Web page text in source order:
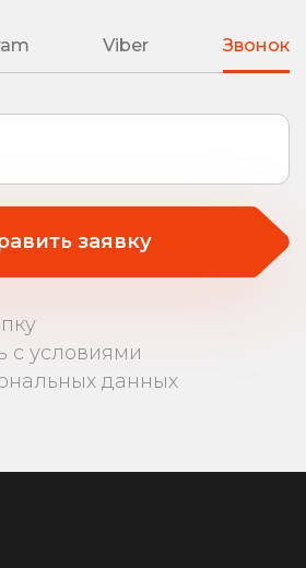
Viber Звонок
заявку
с условиями
данных